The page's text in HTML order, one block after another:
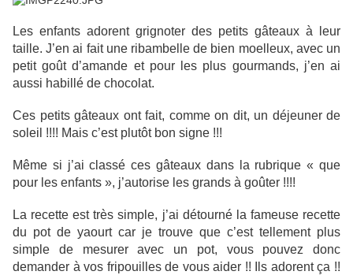
Les enfants adorent grignoter des petits gâteaux à leur
taille. J’en ai fait une ribambelle de bien moelleux, avec un
petit goût d’amande et pour les plus gourmands, j’en ai
aussi habillé de chocolat.
Ces petits gâteaux ont fait, comme on dit, un déjeuner de
soleil !!!! Mais c’est plutôt bon signe !!!
Même si j’ai classé ces gâteaux dans la rubrique « que
pour les enfants », j’autorise les grands à goûter !!!!
La recette est très simple, j’ai détourné la fameuse recette
du pot de yaourt car je trouve que c’est tellement plus
simple de mesurer avec un pot, vous pouvez donc
demander à vos fripouilles de vous aider !! Ils adorent ça !!